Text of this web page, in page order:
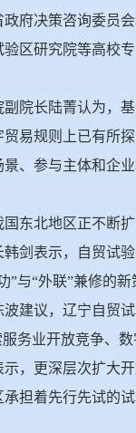
府决策咨询委员
区研究院等高校
院长陆菁认为，
易规则上已有所
、参与主体和企
东北地区正不断
剑表示，自贸试
”与“外联”兼修的新
建议，辽宁自贸
务业开放竞争、
，更深层次扩大
担着先行先试的